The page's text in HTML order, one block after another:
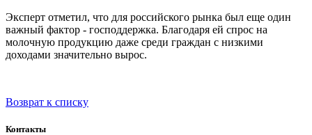
Эксперт отметил, что для российского рынка был еще один
важный фактор - господдержка. Благодаря ей спрос на
молочную продукцию даже среди граждан с низкими
доходами значительно вырос.
Возврат к списку
Контакты